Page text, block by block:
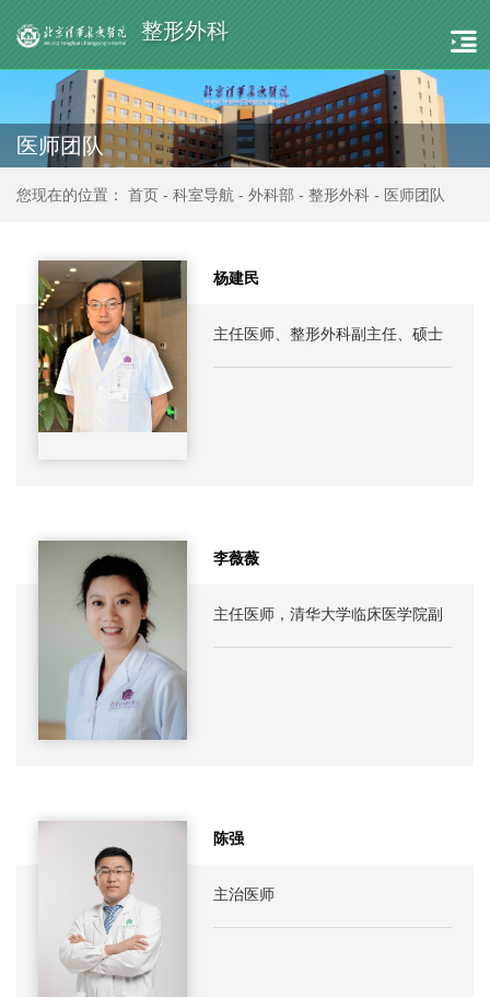
整形外科
医师团队
您现在的位置： 首页 - 科室导航 - 外科部 - 整形外科 - 医师团队
杨建民
主任医师、整形外科副主任、硕士
生导师
李薇薇
主任医师，清华大学临床医学院副
教授，硕士生导师
陈强
主治医师